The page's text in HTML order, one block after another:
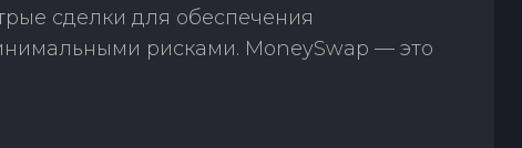
сделки для обеспечения
рисками. MoneySwap — это